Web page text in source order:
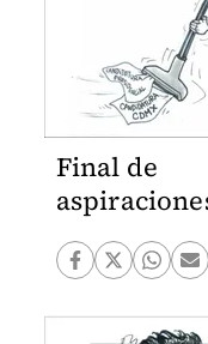
Final de